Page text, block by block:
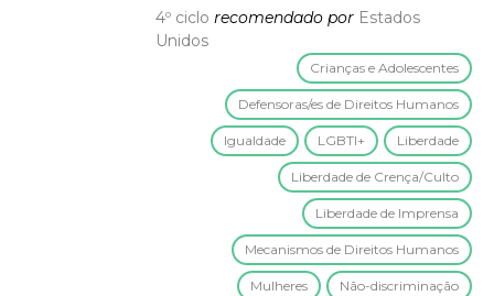
4º ciclo recomendado por Estados
Unidos
Crianças e Adolescentes
Defensoras/es de Direitos Humanos
Igualdade LGBTI+ Liberdade
Liberdade de Crença/Culto
Liberdade de Imprensa
Mecanismos de Direitos Humanos
Mulheres Não-discriminação